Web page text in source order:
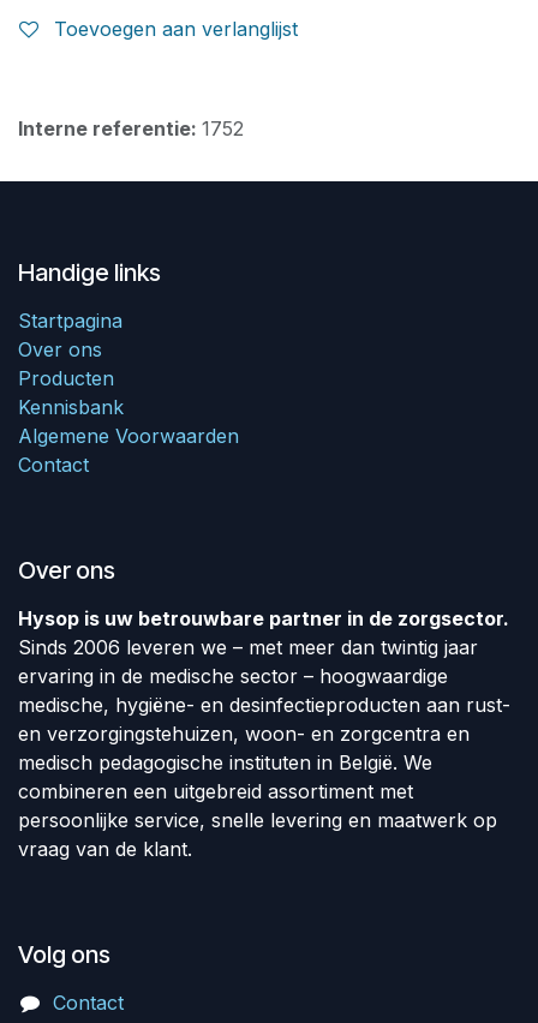
Toevoegen aan verlanglijst
Interne referentie: 1752
Handige links
Startpagina
Over ons
Producten
Kennisbank
Algemene Voorwaarden
Contact
Over ons
Hysop is uw betrouwbare partner in de zorgsector.
Sinds 2006 leveren we – met meer dan twintig jaar
ervaring in de medische sector – hoogwaardige
medische, hygiëne- en desinfectieproducten aan rust-
en verzorgingstehuizen, woon- en zorgcentra en
medisch pedagogische instituten in België. We
combineren een uitgebreid assortiment met
persoonlijke service, snelle levering en maatwerk op
vraag van de klant.
Volg ons
Contact